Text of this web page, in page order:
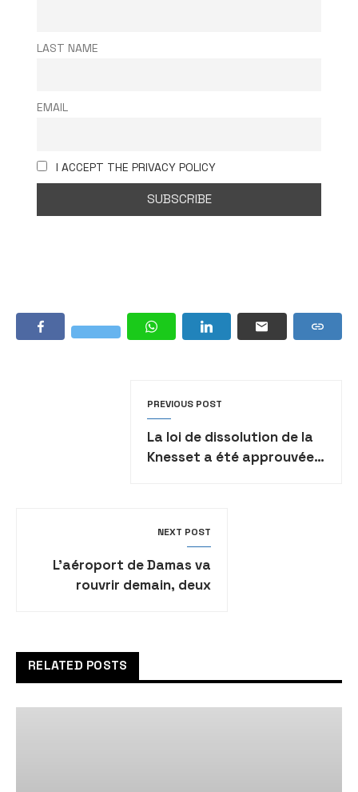
LAST NAME
EMAIL
I ACCEPT THE PRIVACY POLICY
PREVIOUS POST
La loi de dissolution de la
Knesset a été approuvée
NEXT POST
L’aéroport de Damas va
rouvrir demain, deux
RELATED POSTS